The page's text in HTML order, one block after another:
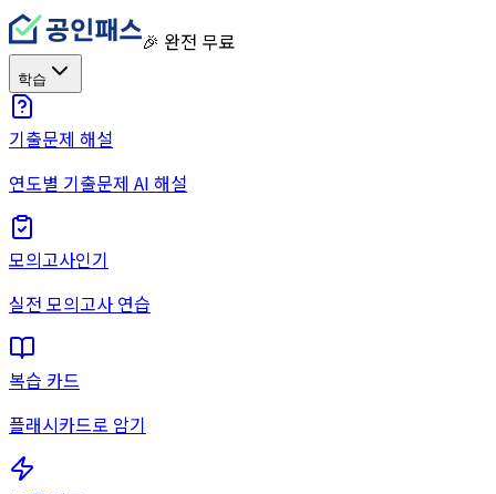
🎉 완전 무료
학습
기출문제 해설
연도별 기출문제 AI 해설
모의고사인기
실전 모의고사 연습
복습 카드
플래시카드로 암기